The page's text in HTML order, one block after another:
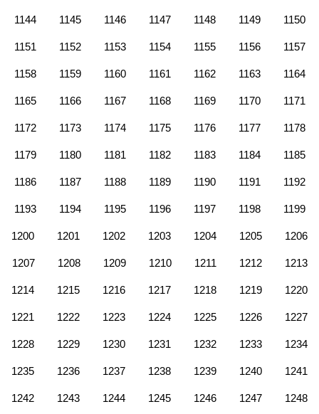
1144 1145 1146 1147 1148 1149 1150
1151 1152 1153 1154 1155 1156 1157
1158 1159 1160 1161 1162 1163 1164
1165 1166 1167 1168 1169 1170 1171
1172 1173 1174 1175 1176 1177 1178
1179 1180 1181 1182 1183 1184 1185
1186 1187 1188 1189 1190 1191 1192
1193 1194 1195 1196 1197 1198 1199
1200 1201 1202 1203 1204 1205 1206
1207 1208 1209 1210 1211 1212 1213
1214 1215 1216 1217 1218 1219 1220
1221 1222 1223 1224 1225 1226 1227
1228 1229 1230 1231 1232 1233 1234
1235 1236 1237 1238 1239 1240 1241
1242 1243 1244 1245 1246 1247 1248